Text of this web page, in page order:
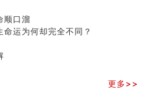
哪些？五行属水的汉字大全
手指长短能看出什么？
水十大禁忌
顺口溜
命运为何却完全不同？
更多>>